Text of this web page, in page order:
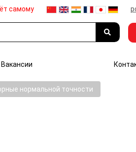
самому
Вакансии
нормальной точности